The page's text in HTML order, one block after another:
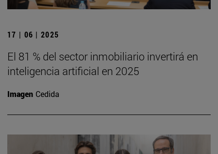
17 | 06 | 2025
El 81 % del sector inmobiliario invertirá en
inteligencia artificial en 2025
Imagen Cedida